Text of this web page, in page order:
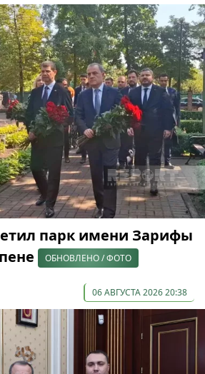
парк имени Зарифы
ОБНОВЛЕНО / ФОТО
06 АВГУСТА 2026 20:38